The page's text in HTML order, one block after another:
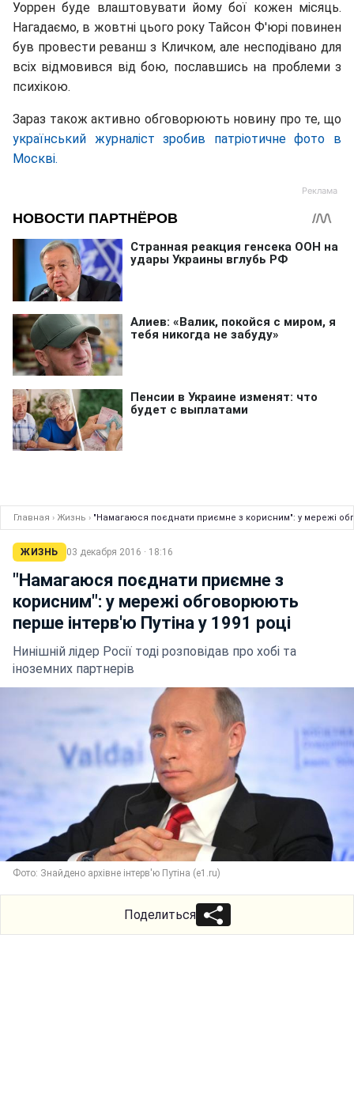
Уоррен буде влаштовувати йому бої кожен місяць.
Нагадаємо, в жовтні цього року Тайсон Ф'юрі повинен
був провести реванш з Кличком, але несподівано для
всіх відмовився від бою, пославшись на проблеми з
психікою.
Зараз також активно обговорюють новину про те, що
український журналіст зробив патріотичне фото в
Москві.
Главная › Жизнь › "Намагаюся поєднати приємне з корисним": у мережі
ЖИЗНЬ 03 декабря 2016 · 18:16
"Намагаюся поєднати приємне з
корисним": у мережі обговорюють
перше інтерв'ю Путіна у 1991 році
Нинішній лідер Росії тоді розповідав про хобі та
іноземних партнерів
Фото: Знайдено архівне інтерв'ю Путіна (e1.ru)
Поделиться